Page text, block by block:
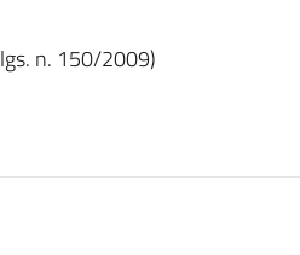
n. 150/2009)